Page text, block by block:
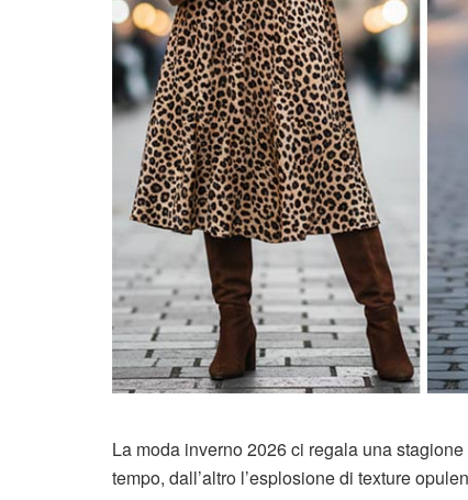
La moda inverno 2026 ci regala una
tempo, dall’altro l’esplosione di texture